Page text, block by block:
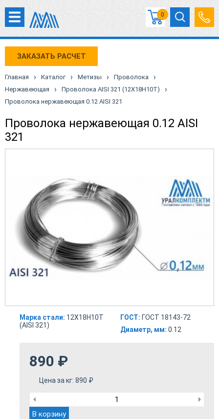
0
ЗАКАЗАТЬ РАСЧЕТ
Главная › Каталог › Метизы › Проволока ›
Нержавеющая › Проволока AISI 321 (12Х18Н10Т) ›
Проволока нержавеющая 0.12 AISI 321
Проволока нержавеющая 0.12 AISI
321
Марка стали: 12Х18Н10Т
(AISI 321)
ГОСТ: ГОСТ 18143-72
Диаметр, мм: 0.12
890 ₽
Цена за кг: 890 ₽
В корзину